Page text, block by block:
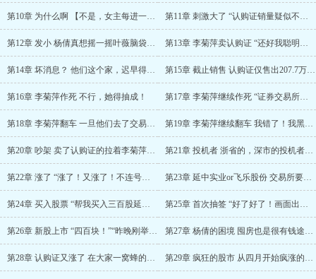
第10章 为什么啊 【不是，女主每进一家销售点…… 第11章 刺激大了 “认购证销量疑似不佳，销售……
第12章 发小 杨倩真想摇一摇叶薇脑袋，看看里…… 第13章 李菊萍卖认购证 “还好我聪明，一看到……
第14章 坏消息？ 他们这个家，迟早得散。…… 第15章 截止销售 认购证仅售出207.7万份……
第16章 李菊萍作死 不行，她得抽成！ 第17章 李菊萍继续作死 “证券交易所外面自由……
第18章 李菊萍翻车 一旦他们去了交易所，找到…… 第19章 李菊萍继续翻车 我错了！我黑心烂肺！……
第20章 吵架 卖了认购证的拉着李菊萍走后，楼…… 第21章 投机者 浙省的，深市的投机者都闻风而……
第22章 涨了 “涨了！又涨了！不连号的认购证…… 第23章 延中实业or飞乐股份 交易所要试取消……
第24章 买入股票 “帮我买入三百股延中实业。…… 第25章 首次抽签 “好了好了！画面出来了！”……
第26章 新股上市 “四百块！”“昨晚刚举行第…… 第27章 杨倩的困境 囤房也是很有钱途的嘛！……
第28章 认购证又涨了 在大家一窝蜂的抢购下，…… 第29章 疯狂的股市 从四月开始疯涨的不止认购……